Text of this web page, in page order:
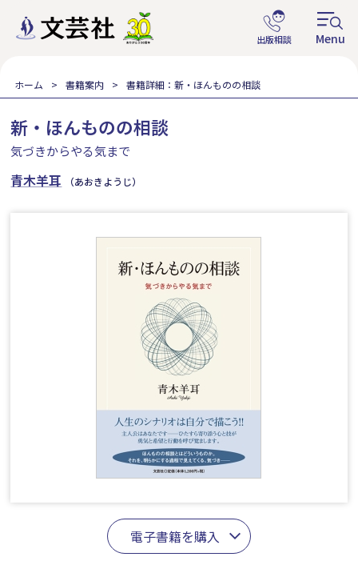
ホーム 書籍案内 書籍詳細：新・ほんものの相談
新・ほんものの相談
気づきからやる気まで
青木羊耳 （あおきようじ）
電子書籍を購入